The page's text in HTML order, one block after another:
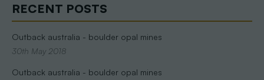
RECENT POSTS
Outback australia - boulder opal mines
30th May 2018
Outback australia - boulder opal mines